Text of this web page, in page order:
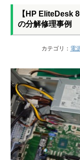
【HP EliteDesk
の分解修理事例
カテゴリ： 電